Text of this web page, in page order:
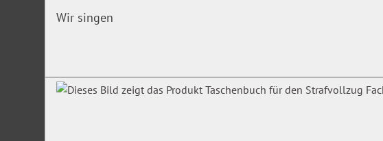
Wir singen